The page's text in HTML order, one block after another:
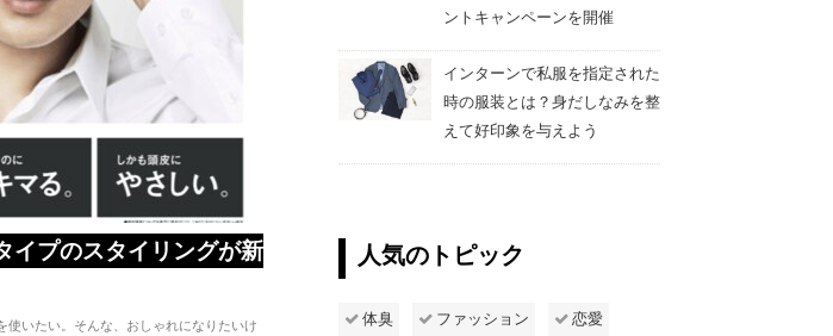
イプのスタイリングが新
使いたい。そんな、おしゃれになりたいけ
ントキャンペーンを開催
インターンで私服を指定された
時の服装とは？身だしなみを整
えて好印象を与えよう
人気のトピック
体臭 ファッション 恋愛